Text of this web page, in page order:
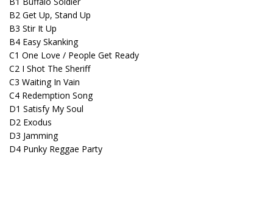
B2 Get Up, Stand Up
B3 Stir It Up
B4 Easy Skanking
C1 One Love / People Get Ready
C2 I Shot The Sheriff
C3 Waiting In Vain
C4 Redemption Song
D1 Satisfy My Soul
D2 Exodus
D3 Jamming
D4 Punky Reggae Party